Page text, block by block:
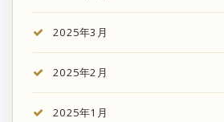
2025年3月
2025年2月
2025年1月